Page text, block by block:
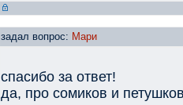
задал вопрос: Мари
спасибо за ответ!
да, про сомиков и